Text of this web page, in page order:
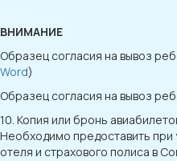
ВНИМАНИЕ
Образец согласия на вывоз
Word)
Образец согласия на вывоз
10. Копия или бронь
Необходимо предоставить при
отеля и страхового полиса в